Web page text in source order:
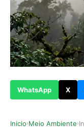
WhatsApp X
Inicio›Meio Ambiente›